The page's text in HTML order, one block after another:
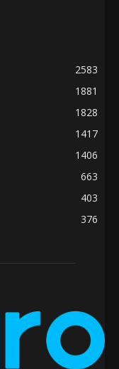
2583
1881
1828
1417
1406
663
403
376